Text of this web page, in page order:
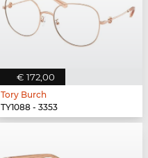
€ 172,00
Tory Burch
TY1088 - 3353